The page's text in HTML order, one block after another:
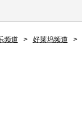
频道 > 好莱坞频道 >